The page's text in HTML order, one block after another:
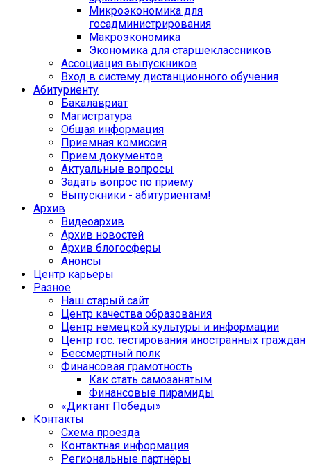
Микроэкономика для
госадминистрирования
Макроэкономика
Экономика для старшеклассников
Ассоциация выпускников
Вход в систему дистанционного обучения
Абитуриенту
Бакалавриат
Магистратура
Общая информация
Приемная комиссия
Прием документов
Актуальные вопросы
Задать вопрос по приему
Выпускники - абитуриентам!
Архив
Видеоархив
Архив новостей
Архив блогосферы
Анонсы
Центр карьеры
Разное
Наш старый сайт
Центр качества образования
Центр немецкой культуры и информации
Центр гос. тестирования иностранных граждан
Бессмертный полк
Финансовая грамотность
Как стать самозанятым
Финансовые пирамиды
«Диктант Победы»
Контакты
Схема проезда
Контактная информация
Региональные партнёры